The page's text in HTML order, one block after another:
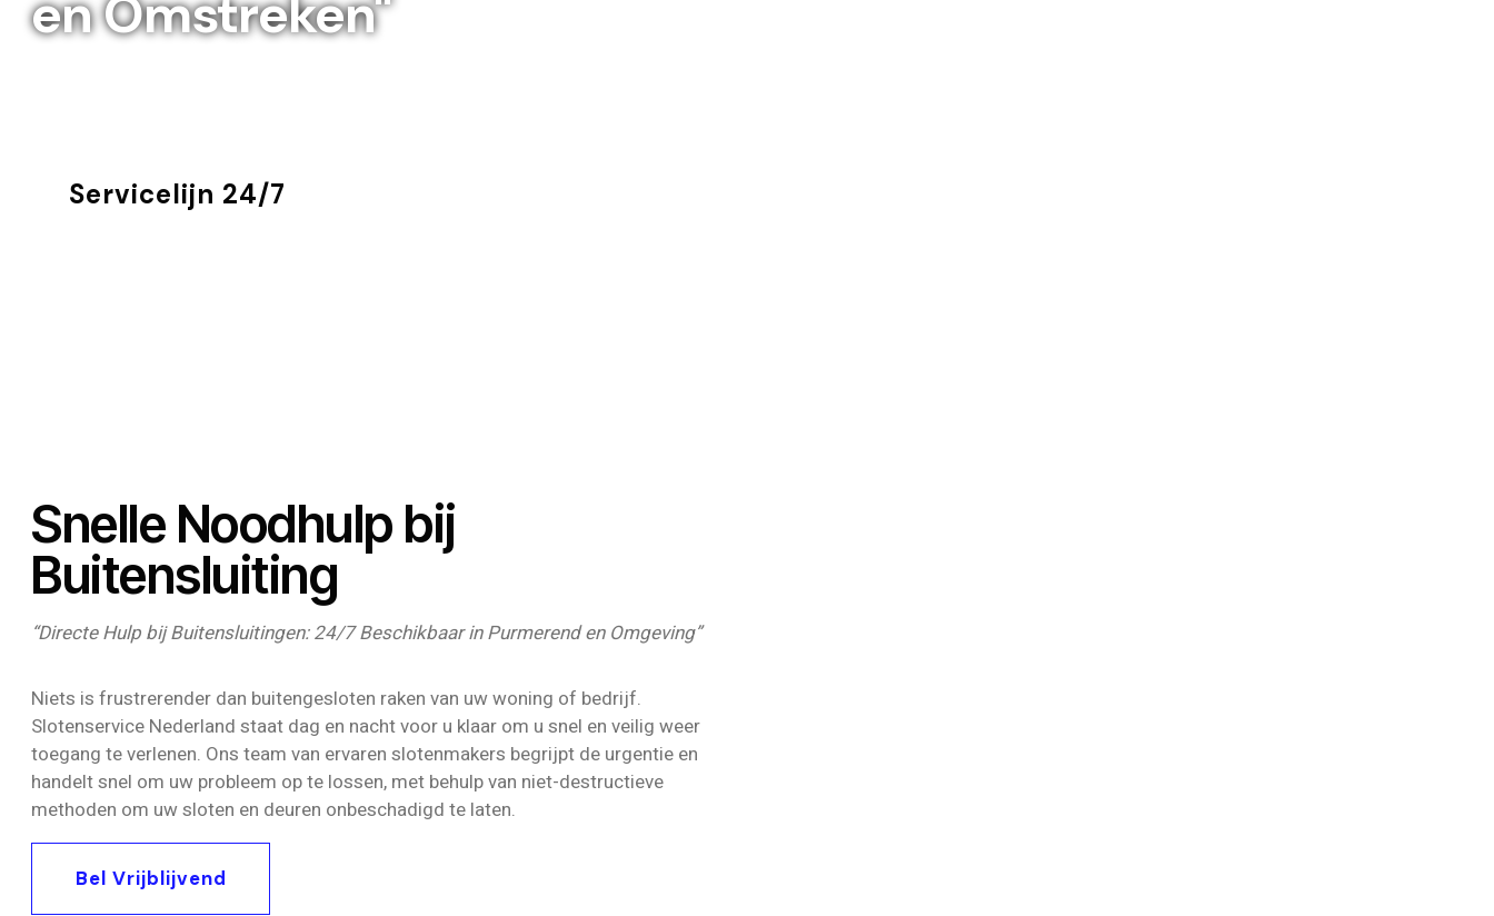
en Omstreken"
Servicelijn 24/7
Snelle Noodhulp bij
Buitensluiting
“Directe Hulp bij Buitensluitingen: 24/7 Beschikbaar in Purmerend en Omgeving”
Niets is frustrerender dan buitengesloten raken van uw woning of bedrijf.
Slotenservice Nederland staat dag en nacht voor u klaar om u snel en veilig weer
toegang te verlenen. Ons team van ervaren slotenmakers begrijpt de urgentie en
handelt snel om uw probleem op te lossen, met behulp van niet-destructieve
methoden om uw sloten en deuren onbeschadigd te laten.
Bel Vrijblijvend